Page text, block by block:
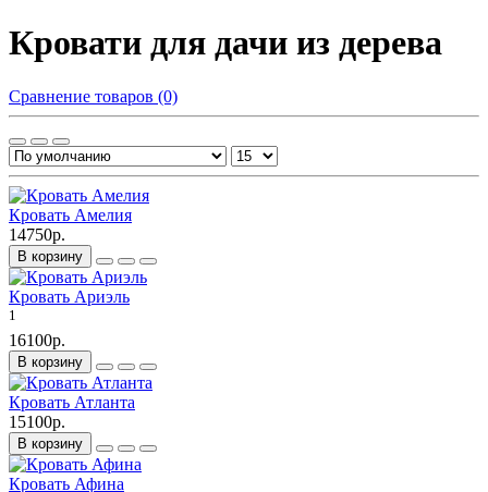
Кровати для дачи из дерева
Сравнение товаров (0)
Кровать Амелия
14750р.
В корзину
Кровать Ариэль
1
16100р.
В корзину
Кровать Атланта
15100р.
В корзину
Кровать Афина